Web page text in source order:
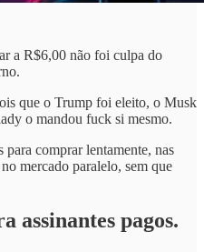
a R$6,00 não foi culpa do
que o Trump foi eleito, o Musk
o mandou fuck si mesmo.
comprar lentamente, nas
mercado paralelo, sem que
assinantes pagos.